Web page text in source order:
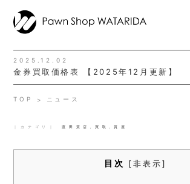
2025.12.02
金券買取価格表 【2025年12月更新】
TOP ニュース
｜カテゴリ｜ 渡田質店 買取 質屋
目次 [ 非表示 ]